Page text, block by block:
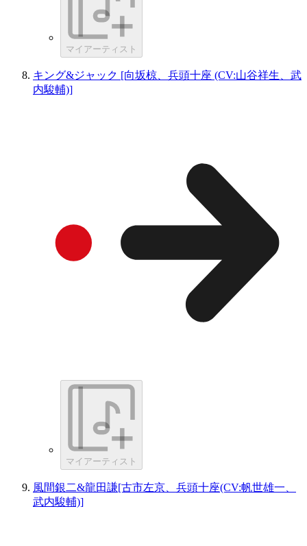
マイアーティスト
キング&ジャック [向坂椋、兵頭十座 (CV:山谷祥生、武
内駿輔)]
マイアーティスト
風間銀二&龍田謙[古市左京、兵頭十座(CV:帆世雄一、
武内駿輔)]